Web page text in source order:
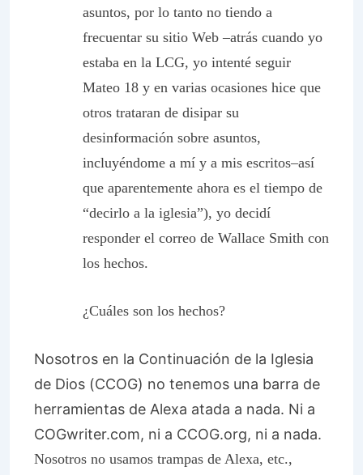
asuntos, por lo tanto no tiendo a
frecuentar su sitio Web –atrás cuando yo
estaba en la LCG, yo intenté seguir
Mateo 18 y en varias ocasiones hice que
otros trataran de disipar su
desinformación sobre asuntos,
incluyéndome a mí y a mis escritos–así
que aparentemente ahora es el tiempo de
“decirlo a la iglesia”), yo decidí
responder el correo de Wallace Smith con
los hechos.
¿Cuáles son los hechos?
Nosotros en la Continuación de la Iglesia
de Dios (CCOG) no tenemos una barra de
herramientas de Alexa atada a nada. Ni a
COGwriter.com, ni a CCOG.org, ni a nada.
Nosotros no usamos trampas de Alexa, etc.,